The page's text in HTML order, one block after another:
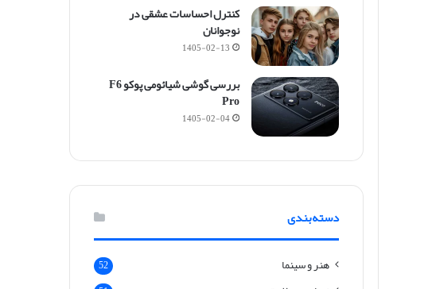
کنترل احساسات عشقی در
نوجوانان
1405-02-13
بررسی گوشی شیائومی پوکو F6
Pro
1405-02-04
دسته‌بندی
هنر و سینما 52